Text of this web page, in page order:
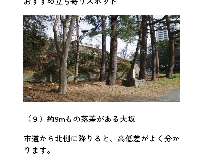
（９）約9mもの落差がある大坂
市道から北側に降りると、高低差がよく分か
ります。